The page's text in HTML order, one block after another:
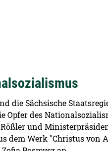
die Sächsische
Opfer des
und
dem Werk "Christus von